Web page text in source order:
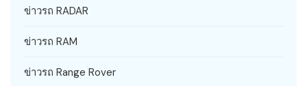
ข่าวรถ RADAR
ข่าวรถ RAM
ข่าวรถ Range Rover